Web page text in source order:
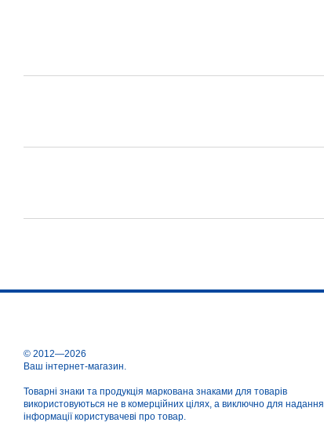
© 2012—2026
Ваш інтернет-магазин.
Товарні знаки та продукція маркована знаками для товарів
використовуються не в комерційних цілях, а виключно для надання
інформації користувачеві про товар.